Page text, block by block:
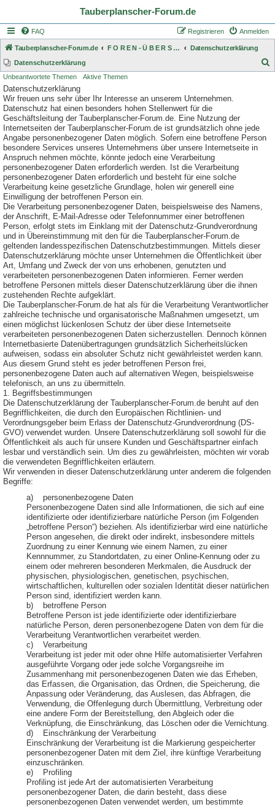
Tauberplanscher-Forum.de
FAQ Anmelden
Registrieren
Tauberplanscher-Forum.de F O R E N - Ü B E R S I C H T
Datenschutzerklärung
Datenschutzerklärung
Unbeantwortete Themen Aktive Themen
Datenschutzerklärung
Wir freuen uns sehr über Ihr Interesse an unserem Unternehmen.
Datenschutz hat einen besonders hohen Stellenwert für die
Geschäftsleitung der Tauberplanscher-Forum.de. Eine Nutzung der
Internetseiten der Tauberplanscher-Forum.de ist grundsätzlich ohne jede
Angabe personenbezogener Daten möglich. Sofern eine betroffene Person
besondere Services unseres Unternehmens über unsere Internetseite in
Anspruch nehmen möchte, könnte jedoch eine Verarbeitung
personenbezogener Daten erforderlich werden. Ist die Verarbeitung
personenbezogener Daten erforderlich und besteht für eine solche
Verarbeitung keine gesetzliche Grundlage, holen wir generell eine
Einwilligung der betroffenen Person ein.
Die Verarbeitung personenbezogener Daten, beispielsweise des Namens,
der Anschrift, E-Mail-Adresse oder Telefonnummer einer betroffenen
Person, erfolgt stets im Einklang mit der Datenschutz-Grundverordnung
und in Übereinstimmung mit den für die Tauberplanscher-Forum.de
geltenden landesspezifischen Datenschutzbestimmungen. Mittels dieser
Datenschutzerklärung möchte unser Unternehmen die Öffentlichkeit über
Art, Umfang und Zweck der von uns erhobenen, genutzten und
verarbeiteten personenbezogenen Daten informieren. Ferner werden
betroffene Personen mittels dieser Datenschutzerklärung über die ihnen
zustehenden Rechte aufgeklärt.
Die Tauberplanscher-Forum.de hat als für die Verarbeitung Verantwortlicher
zahlreiche technische und organisatorische Maßnahmen umgesetzt, um
einen möglichst lückenlosen Schutz der über diese Internetseite
verarbeiteten personenbezogenen Daten sicherzustellen. Dennoch können
Internetbasierte Datenübertragungen grundsätzlich Sicherheitslücken
aufweisen, sodass ein absoluter Schutz nicht gewährleistet werden kann.
Aus diesem Grund steht es jeder betroffenen Person frei,
personenbezogene Daten auch auf alternativen Wegen, beispielsweise
telefonisch, an uns zu übermitteln.
1. Begriffsbestimmungen
Die Datenschutzerklärung der Tauberplanscher-Forum.de beruht auf den
Begrifflichkeiten, die durch den Europäischen Richtlinien- und
Verordnungsgeber beim Erlass der Datenschutz-Grundverordnung (DS-
GVO) verwendet wurden. Unsere Datenschutzerklärung soll sowohl für die
Öffentlichkeit als auch für unsere Kunden und Geschäftspartner einfach
lesbar und verständlich sein. Um dies zu gewährleisten, möchten wir vorab
die verwendeten Begrifflichkeiten erläutern.
Wir verwenden in dieser Datenschutzerklärung unter anderem die folgenden
Begriffe:
a) personenbezogene Daten
Personenbezogene Daten sind alle Informationen, die sich auf eine
identifizierte oder identifizierbare natürliche Person (im Folgenden
„betroffene Person“) beziehen. Als identifizierbar wird eine natürliche
Person angesehen, die direkt oder indirekt, insbesondere mittels
Zuordnung zu einer Kennung wie einem Namen, zu einer
Kennnummer, zu Standortdaten, zu einer Online-Kennung oder zu
einem oder mehreren besonderen Merkmalen, die Ausdruck der
physischen, physiologischen, genetischen, psychischen,
wirtschaftlichen, kulturellen oder sozialen Identität dieser natürlichen
Person sind, identifiziert werden kann.
b) betroffene Person
Betroffene Person ist jede identifizierte oder identifizierbare
natürliche Person, deren personenbezogene Daten von dem für die
Verarbeitung Verantwortlichen verarbeitet werden.
c) Verarbeitung
Verarbeitung ist jeder mit oder ohne Hilfe automatisierter Verfahren
ausgeführte Vorgang oder jede solche Vorgangsreihe im
Zusammenhang mit personenbezogenen Daten wie das Erheben,
das Erfassen, die Organisation, das Ordnen, die Speicherung, die
Anpassung oder Veränderung, das Auslesen, das Abfragen, die
Verwendung, die Offenlegung durch Übermittlung, Verbreitung oder
eine andere Form der Bereitstellung, den Abgleich oder die
Verknüpfung, die Einschränkung, das Löschen oder die Vernichtung.
d) Einschränkung der Verarbeitung
Einschränkung der Verarbeitung ist die Markierung gespeicherter
personenbezogener Daten mit dem Ziel, ihre künftige Verarbeitung
einzuschränken.
e) Profiling
Profiling ist jede Art der automatisierten Verarbeitung
personenbezogener Daten, die darin besteht, dass diese
personenbezogenen Daten verwendet werden, um bestimmte